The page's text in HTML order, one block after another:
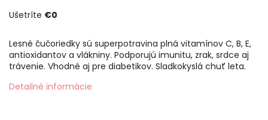
Ušetríte €0
Lesné čučoriedky sú superpotravina plná vitamínov C, B, E,
antioxidantov a vlákniny. Podporujú imunitu, zrak, srdce aj
trávenie. Vhodné aj pre diabetikov. Sladkokyslá chuť leta.
Detailné informácie